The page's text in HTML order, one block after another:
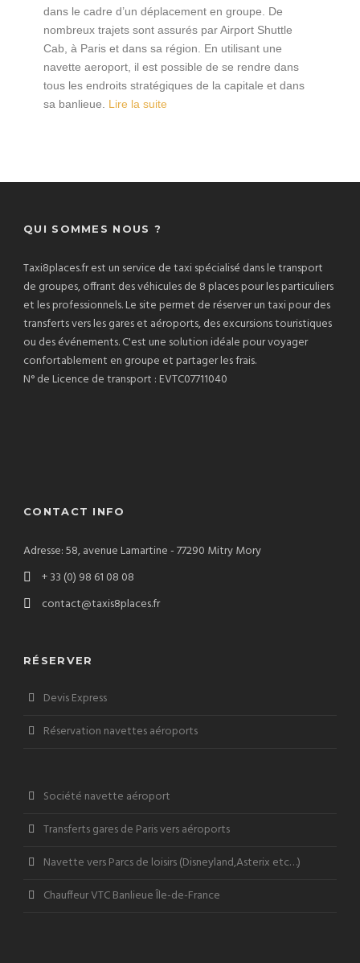
dans le cadre d’un déplacement en groupe. De
nombreux trajets sont assurés par Airport Shuttle
Cab, à Paris et dans sa région. En utilisant une
navette aeroport, il est possible de se rendre dans
tous les endroits stratégiques de la capitale et dans
sa banlieue. Lire la suite
QUI SOMMES NOUS ?
Taxi8places.fr est un service de taxi spécialisé dans le transport
de groupes, offrant des véhicules de 8 places pour les particuliers
et les professionnels. Le site permet de réserver un taxi pour des
transferts vers les gares et aéroports, des excursions touristiques
ou des événements. C'est une solution idéale pour voyager
confortablement en groupe et partager les frais.
N° de Licence de transport : EVTC07711040
CONTACT INFO
Adresse: 58, avenue Lamartine - 77290 Mitry Mory
+ 33 (0) 98 61 08 08
contact@taxis8places.fr
RÉSERVER
Devis Express
Réservation navettes aéroports
Société navette aéroport
Transferts gares de Paris vers aéroports
Navette vers Parcs de loisirs (Disneyland,Asterix etc…)
Chauffeur VTC Banlieue Île-de-France